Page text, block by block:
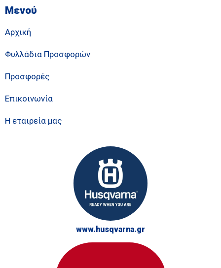
Μενού
Αρχική
Φυλλάδια Προσφορών
Προσφορές
Επικοινωνία
Η εταιρεία μας
www.husqvarna.gr